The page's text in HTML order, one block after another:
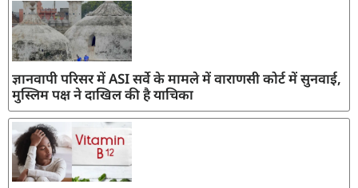
ज्ञानवापी परिसर में ASI सर्वे के मामले में वाराणसी कोर्ट में सुनवाई,
मुस्लिम पक्ष ने दाखिल की है याचिका